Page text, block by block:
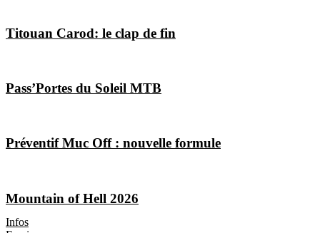
Titouan Carod: le clap de fin
Pass’Portes du Soleil MTB
Préventif Muc Off : nouvelle formule
Mountain of Hell 2026
Infos